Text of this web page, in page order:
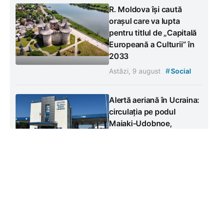
R. Moldova își caută
orașul care va lupta
pentru titlul de „Capitală
Europeană a Culturii” în
2033
Astăzi, 9 august #Social
Alertă aeriană în Ucraina:
circulația pe podul
Maiaki-Udobnoe,